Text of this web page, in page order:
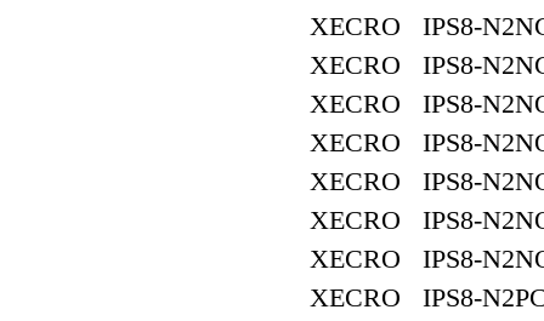
XECRO IPS8-
XECRO IPS8-
XECRO IPS8-
XECRO IPS8-
XECRO IPS8-
XECRO IPS8-
XECRO IPS8-
XECRO IPS8-